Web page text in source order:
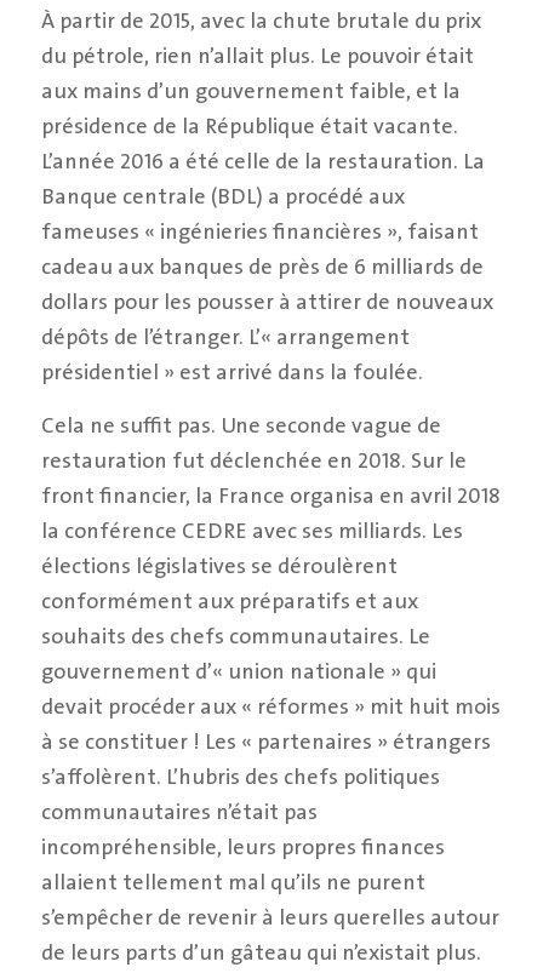
À partir de 2015, avec la chute brutale du prix
du pétrole, rien n’allait plus. Le pouvoir était
aux mains d’un gouvernement faible, et la
présidence de la République était vacante.
L’année 2016 a été celle de la restauration. La
Banque centrale (BDL) a procédé aux
fameuses « ingénieries financières », faisant
cadeau aux banques de près de 6 milliards de
dollars pour les pousser à attirer de nouveaux
dépôts de l’étranger. L’« arrangement
présidentiel » est arrivé dans la foulée.
Cela ne suffit pas. Une seconde vague de
restauration fut déclenchée en 2018. Sur le
front financier, la France organisa en avril 2018
la conférence CEDRE avec ses milliards. Les
élections législatives se déroulèrent
conformément aux préparatifs et aux
souhaits des chefs communautaires. Le
gouvernement d’« union nationale » qui
devait procéder aux « réformes » mit huit mois
à se constituer ! Les « partenaires » étrangers
s’affolèrent. L’hubris des chefs politiques
communautaires n’était pas
incompréhensible, leurs propres finances
allaient tellement mal qu’ils ne purent
s’empêcher de revenir à leurs querelles autour
de leurs parts d’un gâteau qui n’existait plus.